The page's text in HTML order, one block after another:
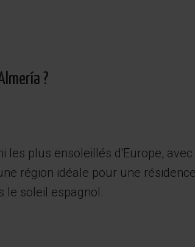
?
les plus ensoleillés d'Europe,
région idéale pour une
le soleil espagnol.